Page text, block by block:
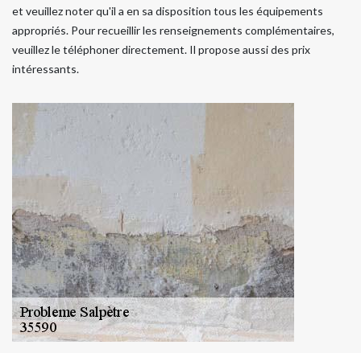
et veuillez noter qu'il a en sa disposition tous les équipements
appropriés. Pour recueillir les renseignements complémentaires,
veuillez le téléphoner directement. Il propose aussi des prix
intéressants.